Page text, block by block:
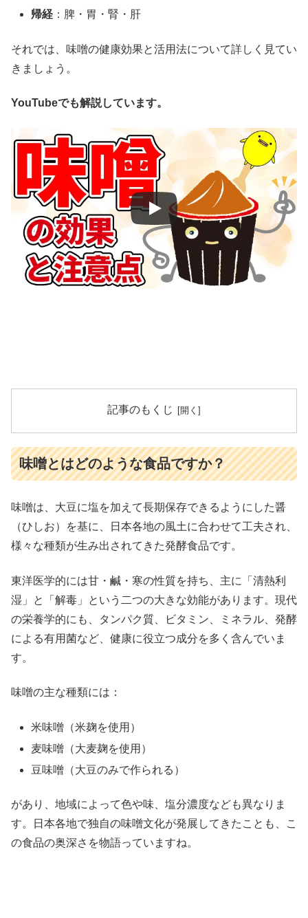
帰経 ：脾・胃・腎・肝
それでは、味噌の健康効果と活用法について詳しく見てい
きましょう。
YouTubeでも解説しています。
記事のもくじ
味噌とはどのような食品ですか？
味噌は、大豆に塩を加えて長期保存できるようにした醤
（ひしお）を基に、日本各地の風土に合わせて工夫され、
様々な種類が生み出されてきた発酵食品です。
東洋医学的には甘・鹹・寒の性質を持ち、主に「清熱利
湿」と「解毒」という二つの大きな効能があります。現代
の栄養学的にも、タンパク質、ビタミン、ミネラル、発酵
による有用菌など、健康に役立つ成分を多く含んでいま
す。
味噌の主な種類には：
米味噌（米麹を使用）
麦味噌（大麦麹を使用）
豆味噌（大豆のみで作られる）
があり、地域によって色や味、塩分濃度なども異なりま
す。日本各地で独自の味噌文化が発展してきたことも、こ
の食品の奥深さを物語っていますね。